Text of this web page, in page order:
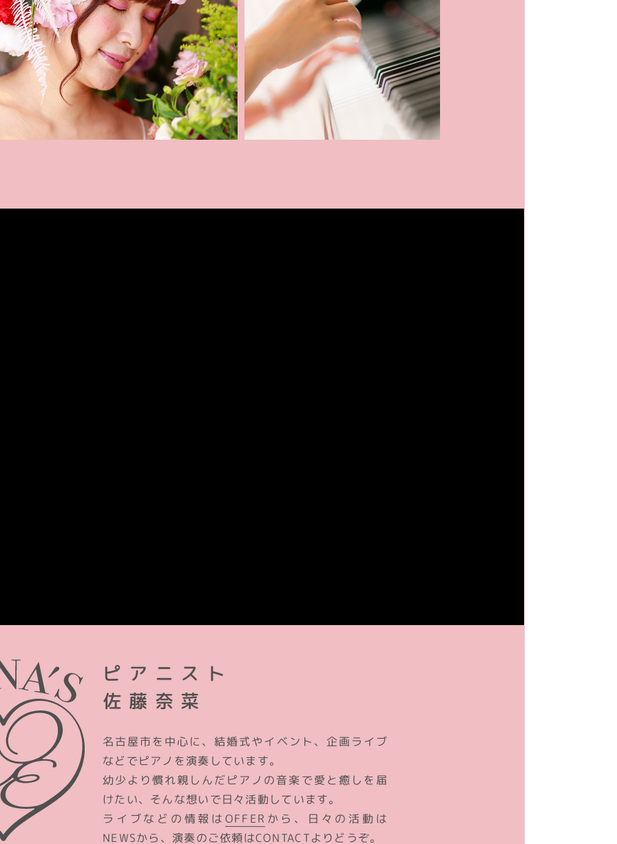
ピアニスト
佐藤奈菜
名古屋市を中心に、結婚式やイベント、企画ライブ
などでピアノを演奏しています。
幼少より慣れ親しんだピアノの音楽で愛と癒しを届
けたい、そんな想いで日々活動しています。
ライブなどの情報は OFFER から、日々の活動は
NEWSから、演奏のご依頼はCONTACTよりどうぞ。